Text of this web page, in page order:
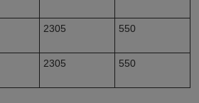
2305 550
2305 550